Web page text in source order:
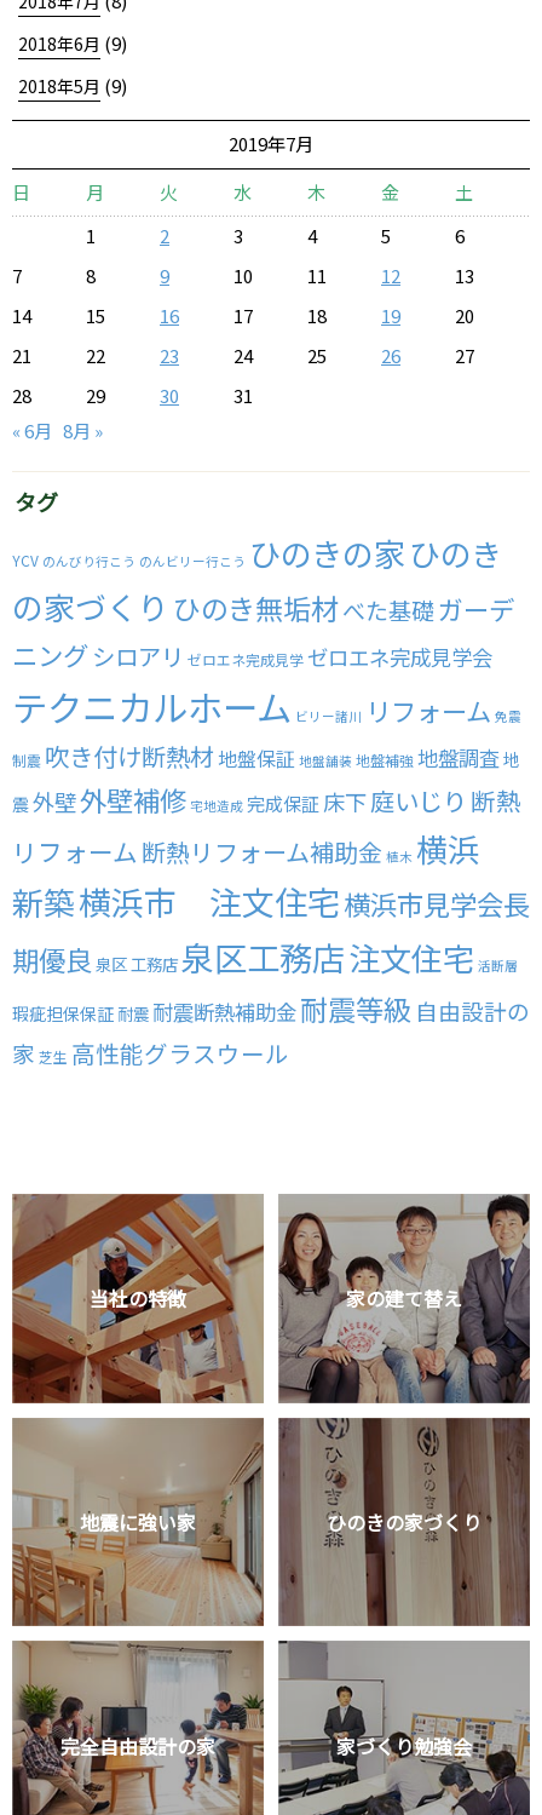
2018年6月 (9)
2018年5月 (9)
2019年7月
日
月 火 水 木 金
土
1
2 3 4 5
6
7
8 9 10 11 12
13
14
15 16 17 18 19
20
21
22 23 24 25 26
27
28
29 30
31
« 6月 8月 »
タグ
YCV のんびり行こう のんビリー行こう ひのきの家ひのき
の家づくり ひのき無垢材べた基礎ガーデ
ニングシロアリ ゼロエネ完成見学ゼロエネ完成見学会
テクニカルホーム ビリー諸川 リフォーム 免震
制震 吹き付け断熱材地盤保証 地盤舗装 地盤補強 地盤調査地
震外壁外壁補修 宅地造成 完成保証 床下庭いじり 断熱
リフォーム 断熱リフォーム補助金 植木 横浜
新築横浜市 注文住宅横浜市見学会長
期優良 泉区 工務店泉区工務店注文住宅 活断層
瑕疵担保保証 耐震 耐震断熱補助金耐震等級 自由設計の
家 芝生 高性能グラスウール
当社の特徴 家の建て替え
地震に強い家 ひのきの家づくり
完全自由設計の家 家づくり勉強会